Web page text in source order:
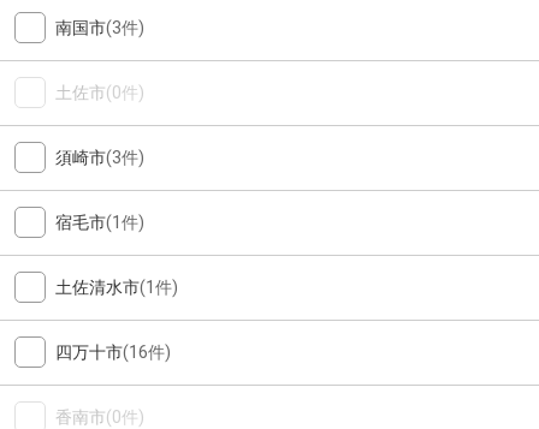
南国市(3件)
土佐市(0件)
須崎市(3件)
宿毛市(1件)
土佐清水市(1件)
四万十市(16件)
香南市(0件)